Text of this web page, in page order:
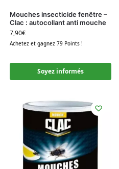
Mouches insecticide fenêtre –
Clac : autocollant anti mouche
7,90€
Achetez et gagnez 79 Points !
Soyez informés